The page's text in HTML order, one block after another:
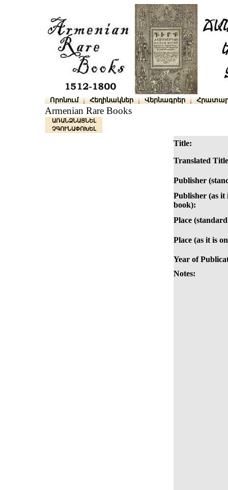
Որոնում Հեղինակներ Վերնագրեր
Armenian Rare Books
ԱՌԱՆՁՆԱՑՆԵԼ
ՉԳՈՒՆԱՓՈԽԵԼ
Title:
Translated
Publisher
Publisher (as it
book):
Place
Place (as it is
Year of
Notes: